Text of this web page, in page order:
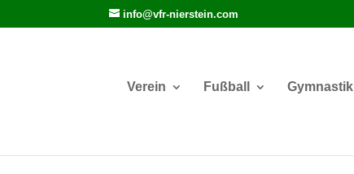
info@vfr-nierstein.com
Verein Fußball Gymnastik